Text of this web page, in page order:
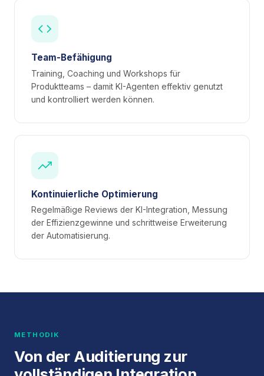
Team-Befähigung
Training, Coaching und Workshops für
Produktteams – damit KI-Agenten effektiv genutzt
und kontrolliert werden können.
Kontinuierliche Optimierung
Regelmäßige Reviews der KI-Integration, Messung
der Effizienzgewinne und schrittweise Erweiterung
der Automatisierung.
METHODIK
Von der Auditierung zur